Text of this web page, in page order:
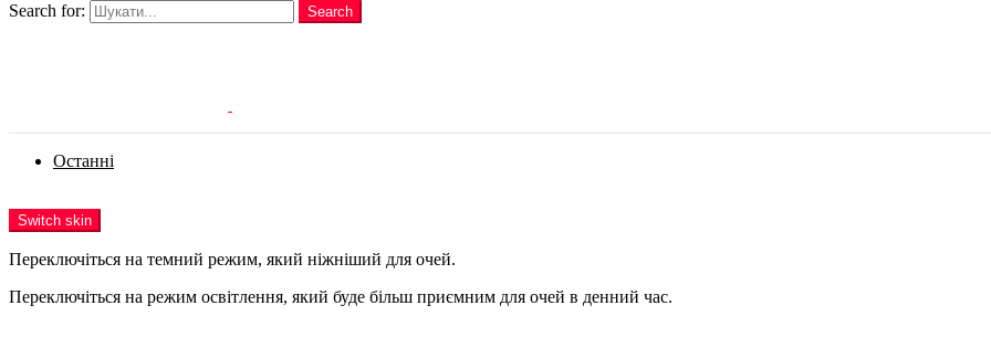
Search for:
Search
Останні
Switch skin
Переключіться на темний режим, який ніжніший для очей.
Переключіться на режим освітлення, який буде більш приємним для очей в денний час.